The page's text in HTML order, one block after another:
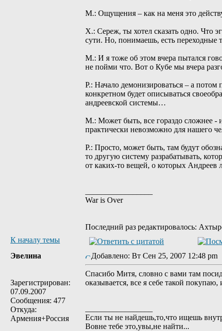
М.: Ощущения – как на меня это
Х.: Сереж, ты хотел сказать одно. Что
сути. Но, понимаешь, есть переходные
М.: И я тоже об этом вчера пытался
не пойми что. Вот о Кубе мы вчера
Р.: Начало демонизироваться – а
конкретном будет описываться
андреевской системы…
М.: Может быть, все гораздо сложнее -
практически невозможно для нашего
Р.: Просто, может быть, там будут
то другую систему разрабатывать,
от каких-то вещей, о которых Андреев
War is Over
Последний раз редактировалось:
К началу темы
Эвелина
Зарегистрирован:
07.09.2007
Сообщения: 477
Откуда:
Армения+Россия
Добавлено: Вт Сен 25, 2007 12:48
Спасибо Митя, словно с вами там
оказывается, все я себе такой
Если ты не найдешь,то,что ищешь
Вовне тебе это,увы,не найти...